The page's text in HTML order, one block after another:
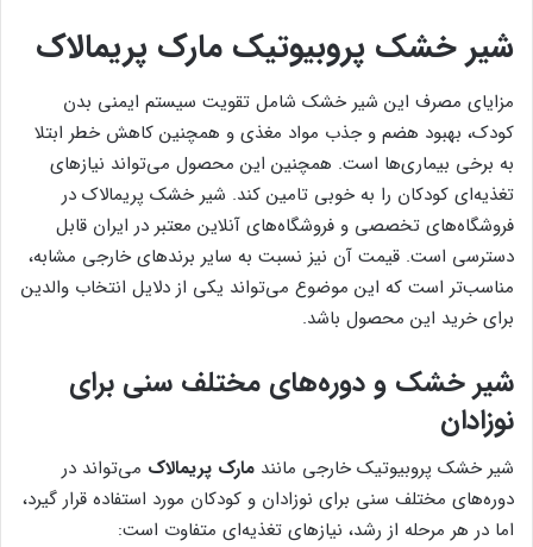
شیر خشک پروبیوتیک مارک پریمالاک
مزایای مصرف این شیر خشک شامل تقویت سیستم ایمنی بدن
کودک، بهبود هضم و جذب مواد مغذی و همچنین کاهش خطر ابتلا
به برخی بیماری‌ها است. همچنین این محصول می‌تواند نیازهای
تغذیه‌ای کودکان را به خوبی تامین کند. شیر خشک پریمالاک در
فروشگاه‌های تخصصی و فروشگاه‌های آنلاین معتبر در ایران قابل
دسترسی است. قیمت آن نیز نسبت به سایر برندهای خارجی مشابه،
مناسب‌تر است که این موضوع می‌تواند یکی از دلایل انتخاب والدین
برای خرید این محصول باشد.
شیر خشک و دوره‌های مختلف سنی برای
نوزادان
شیر خشک پروبیوتیک خارجی مانند مارک پریمالاک می‌تواند در
دوره‌های مختلف سنی برای نوزادان و کودکان مورد استفاده قرار گیرد،
اما در هر مرحله از رشد، نیازهای تغذیه‌ای متفاوت است: